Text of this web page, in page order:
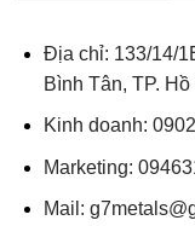
Địa chỉ: 133/14/
Bình Tân, TP.
Kinh doanh:
Marketing:
Mail: